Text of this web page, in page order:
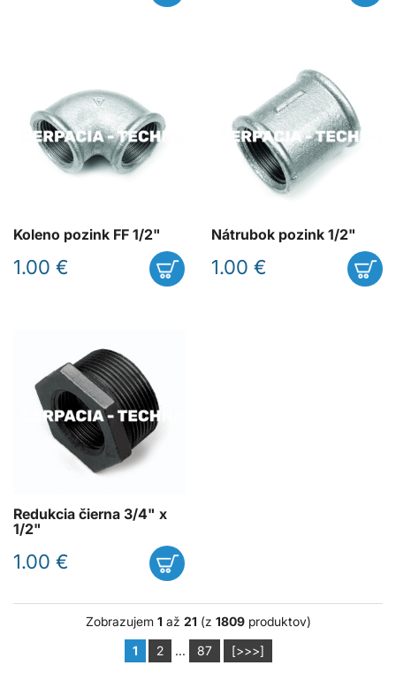
Koleno pozink FF 1/2"
1.00 €
Nátrubok pozink 1/2"
1.00 €
Redukcia čierna 3/4" x
1/2"
1.00 €
Zobrazujem 1 až 21 (z 1809produktov)
1
2 ... 87 [>>>]